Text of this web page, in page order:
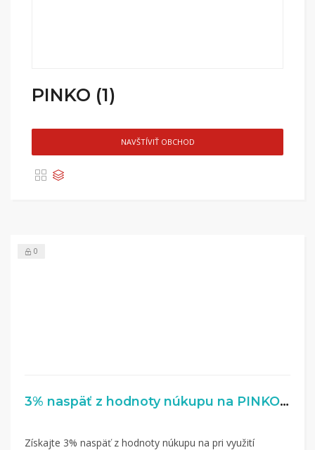
PINKO (1)
NAVŠTÍVIŤ OBCHOD
0
3% naspäť z hodnoty núkupu na PINKO.com
Získajte 3% naspäť z hodnoty núkupu na pri využití